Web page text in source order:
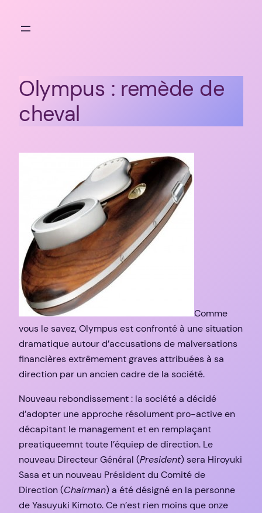
Olympus : remède de
cheval
Comme
vous le savez, Olympus est confronté à une situation
dramatique autour d’accusations de malversations
financières extrêmement graves attribuées à sa
direction par un ancien cadre de la société.
Nouveau rebondissement : la société a décidé
d’adopter une approche résolument pro-active en
décapitant le management et en remplaçant
preatiqueemnt toute l’équiep de direction. Le
nouveau Directeur Général (President) sera Hiroyuki
Sasa et un nouveau Président du Comité de
Direction (Chairman) a été désigné en la personne
de Yasuyuki Kimoto. Ce n’est rien moins que onze